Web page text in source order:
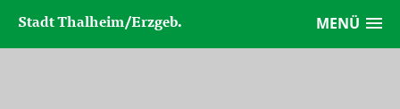
MENÜ
Stadt Thalheim/Erzgeb.